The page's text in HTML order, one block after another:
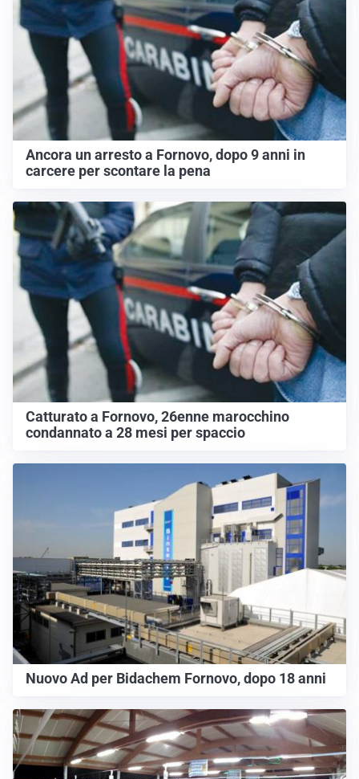
Ancora un arresto a Fornovo, dopo 9 anni in
carcere per scontare la pena
Catturato a Fornovo, 26enne marocchino
condannato a 28 mesi per spaccio
Nuovo Ad per Bidachem Fornovo, dopo 18 anni